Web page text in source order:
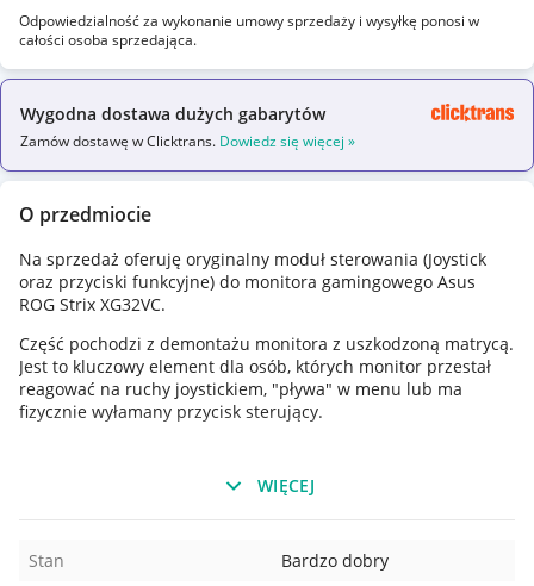
Odpowiedzialność za wykonanie umowy sprzedaży i wysyłkę ponosi w
całości osoba sprzedająca.
Wygodna dostawa dużych gabarytów
Zamów dostawę w Clicktrans. Dowiedz się więcej »
O przedmiocie
Na sprzedaż oferuję oryginalny moduł sterowania (Joystick
oraz przyciski funkcyjne) do monitora gamingowego Asus
ROG Strix XG32VC.
​Część pochodzi z demontażu monitora z uszkodzoną matrycą.
Jest to kluczowy element dla osób, których monitor przestał
reagować na ruchy joystickiem, "pływa" w menu lub ma
fizycznie wyłamany przycisk sterujący.
WIĘCEJ
Stan Bardzo dobry